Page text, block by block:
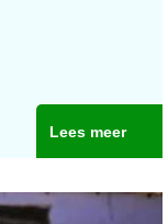
Lees meer